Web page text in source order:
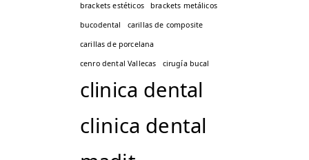
brackets estéticos
brackets metálicos
bucodental
carillas de composite
carillas de porcelana
cenro dental Vallecas
cirugía bucal
clinica dental
clinica dental